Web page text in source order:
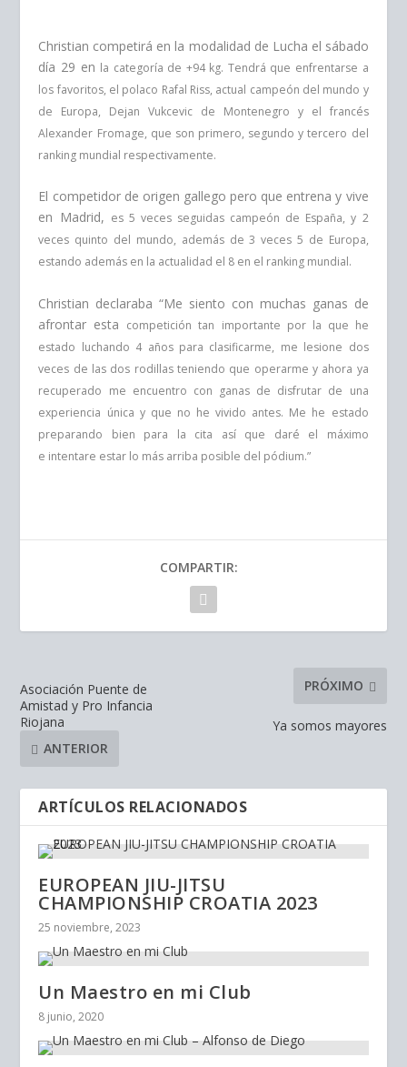
Christian competirá en la modalidad de Lucha el sábado
día 29 en la categoría de +94 kg. Tendrá que enfrentarse a
los favoritos, el polaco Rafal Riss, actual campeón del mundo y
de Europa, DejanVukcevic de Montenegro y el francés
Alexander Fromage, que son primero, segundo y tercero del
ranking mundial respectivamente.
El competidor de origen gallego pero que entrena y vive
en Madrid, es 5 veces seguidas campeón de España, y 2
veces quinto del mundo, además de 3 veces 5 de Europa,
estando además en la actualidad el 8 en el ranking mundial.
Christian declaraba “Me siento con muchas ganas de
afrontar esta competición tan importante por la que he
estado luchando 4 años para clasificarme, me lesione dos
veces de las dos rodillas teniendo que operarme y ahora ya
recuperado me encuentro con ganas de disfrutar de una
experiencia única y que no he vivido antes. Me he estado
preparando bien para la cita así que daré el máximo
e intentare estar lo más arriba posible del pódium.”
COMPARTIR:
Asociación Puente de
Amistad y Pro Infancia
Riojana
ANTERIOR
PRÓXIMO
Ya somos mayores
ARTÍCULOS RELACIONADOS
EUROPEAN JIU-JITSU
CHAMPIONSHIP CROATIA 2023
25 noviembre, 2023
Un Maestro en mi Club
8 junio, 2020